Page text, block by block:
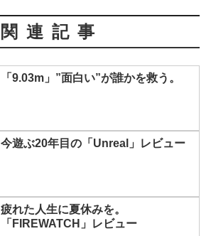
関連記事
「9.03m」”面白い”が誰かを救う。
今遊ぶ20年目の「Unreal」レビュー
疲れた人生に夏休みを。
「FIREWATCH」レビュー